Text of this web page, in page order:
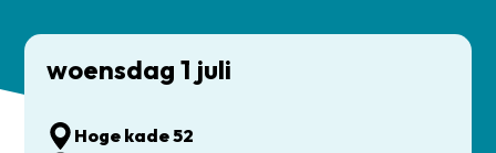
woensdag 1 juli
Hoge kade 52